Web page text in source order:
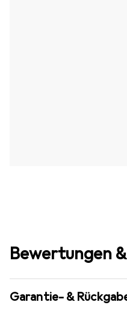
Bewertungen
Garantie- &